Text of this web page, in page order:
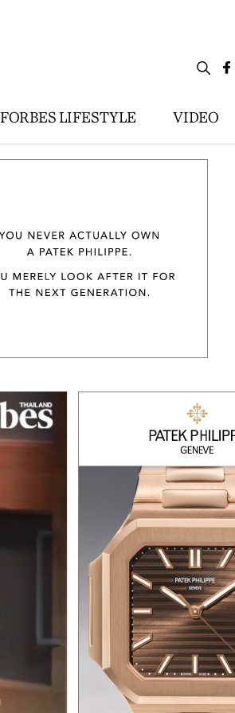
FORBES LIFESTYLE VIDEO